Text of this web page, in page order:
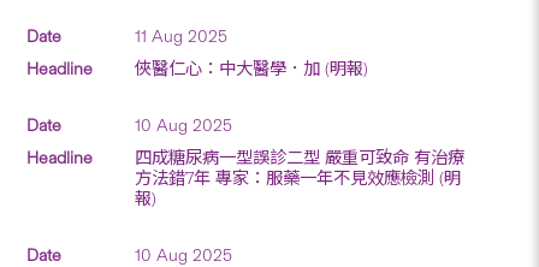
11 Aug 2025
俠醫仁心：中大醫學．加 (明報)
10 Aug 2025
四成糖尿病一型誤診二型 嚴重可致命 有治療
方法錯7年 專家：服藥一年不見效應檢測 (明
報)
10 Aug 2025